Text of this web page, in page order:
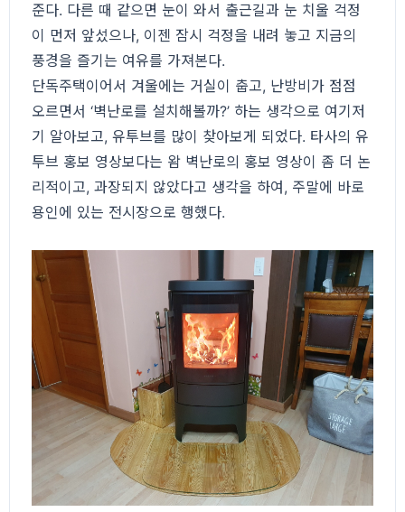
준다. 다른 때 같으면 눈이 와서 출근길과 눈 치울 걱정
이 먼저 앞섰으나, 이젠 잠시 걱정을 내려 놓고 지금의
풍경을 즐기는 여유를 가져본다.
단독주택이어서 겨울에는 거실이 춥고, 난방비가 점점
오르면서 ‘벽난로를 설치해볼까?’ 하는 생각으로 여기저
기 알아보고, 유투브를 많이 찾아보게 되었다. 타사의 유
투브 홍보 영상보다는 왐 벽난로의 홍보 영상이 좀 더 논
리적이고, 과장되지 않았다고 생각을 하여, 주말에 바로
용인에 있는 전시장으로 행했다.